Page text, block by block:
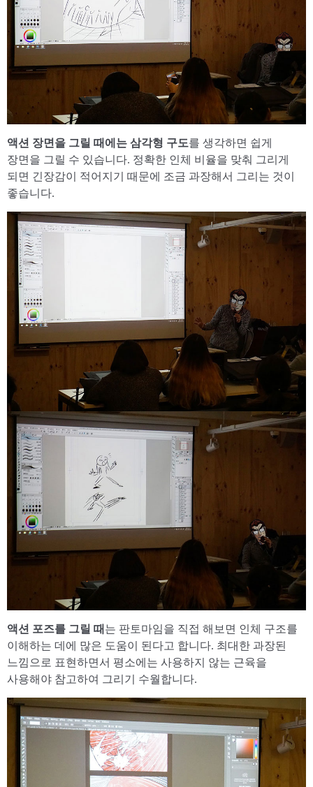
액션 장면을 그릴 때에는 삼각형 구도를 생각하면 쉽게
장면을 그릴 수 있습니다. 정확한 인체 비율을 맞춰 그리게
되면 긴장감이 적어지기 때문에 조금 과장해서 그리는 것이
좋습니다.
액션 포즈를 그릴 때 는 판토마임을 직접 해보면 인체 구조를
이해하는 데에 많은 도움이 된다고 합니다. 최대한 과장된
느낌으로 표현하면서 평소에는 사용하지 않는 근육을
사용해야 참고하여 그리기 수월합니다.